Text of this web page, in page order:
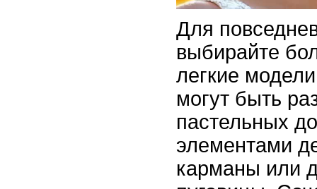
Для
выбирайте
легкие
могут быть
пастельных
элементами
карманы или